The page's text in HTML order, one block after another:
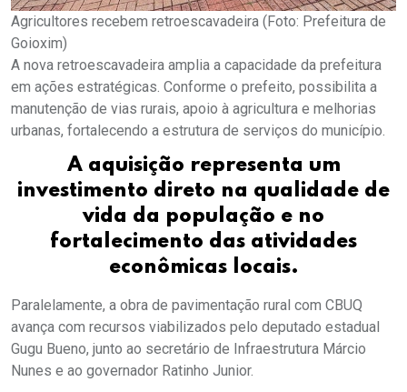
Agricultores recebem retroescavadeira (Foto: Prefeitura de
Goioxim)
A nova retroescavadeira amplia a capacidade da prefeitura
em ações estratégicas. Conforme o prefeito, possibilita a
manutenção de vias rurais, apoio à agricultura e melhorias
urbanas, fortalecendo a estrutura de serviços do município.
A aquisição representa um
investimento direto na qualidade de
vida da população e no
fortalecimento das atividades
econômicas locais.
Paralelamente, a obra de pavimentação rural com CBUQ
avança com recursos viabilizados pelo deputado estadual
Gugu Bueno, junto ao secretário de Infraestrutura Márcio
Nunes e ao governador Ratinho Junior.